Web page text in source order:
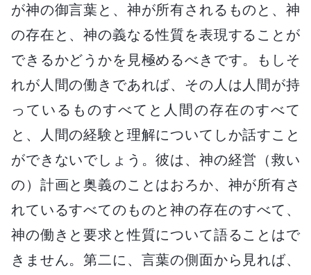
が神の御言葉と、神が所有されるものと、神
の存在と、神の義なる性質を表現することが
できるかどうかを見極めるべきです。もしそ
れが人間の働きであれば、その人は人間が持
っているものすべてと人間の存在のすべて
と、人間の経験と理解についてしか話すこと
ができないでしょう。彼は、神の経営（救い
の）計画と奥義のことはおろか、神が所有さ
れているすべてのものと神の存在のすべて、
神の働きと要求と性質について語ることはで
きません。第二に、言葉の側面から見れば、